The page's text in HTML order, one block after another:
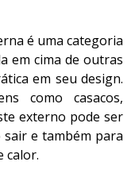
é uma categoria
em cima de outras
em seu design.
como casacos,
externo pode ser
e também para
calor.